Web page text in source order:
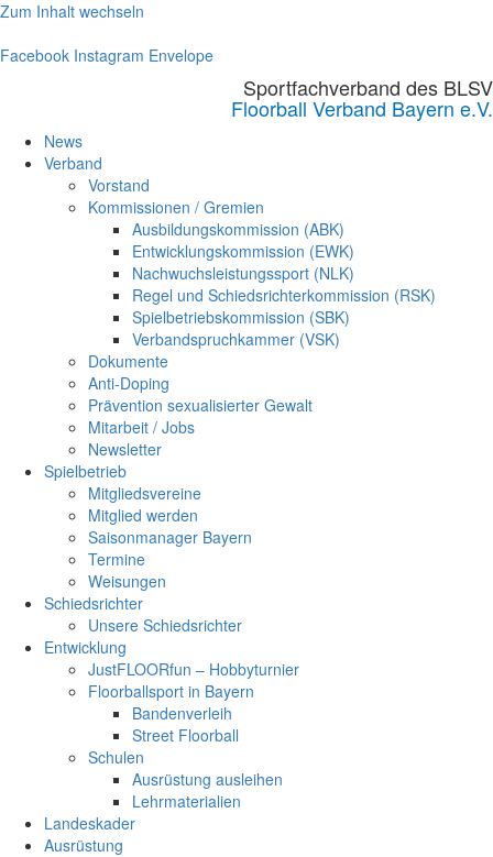
Zum Inhalt wechseln
Facebook Instagram Envelope
Sportfachverband des BLSV
Floorball Verband Bayern e.V.
News
Verband
Vorstand
Kommissionen / Gremien
Ausbildungskommission (ABK)
Entwicklungskommission (EWK)
Nachwuchsleistungssport (NLK)
Regel und Schiedsrichterkommission (RSK)
Spielbetriebskommission (SBK)
Verbandspruchkammer (VSK)
Dokumente
Anti-Doping
Prävention sexualisierter Gewalt
Mitarbeit / Jobs
Newsletter
Spielbetrieb
Mitgliedsvereine
Mitglied werden
Saisonmanager Bayern
Termine
Weisungen
Schiedsrichter
Unsere Schiedsrichter
Entwicklung
JustFLOORfun – Hobbyturnier
Floorballsport in Bayern
Bandenverleih
Street Floorball
Schulen
Ausrüstung ausleihen
Lehrmaterialien
Landeskader
Ausrüstung